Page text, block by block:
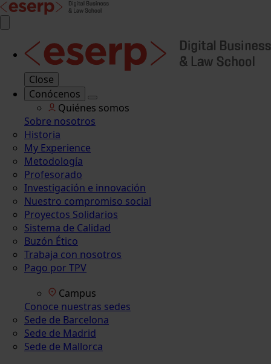
Close
Conócenos
Quiénes somos
Sobre nosotros
Historia
My Experience
Metodología
Profesorado
Investigación e innovación
Nuestro compromiso social
Proyectos Solidarios
Sistema de Calidad
Buzón Ético
Trabaja con nosotros
Pago por TPV
Campus
Conoce nuestras sedes
Sede de Barcelona
Sede de Madrid
Sede de Mallorca